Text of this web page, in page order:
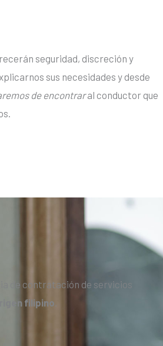
seguridad, discreción y
sus necesidades y desde
de encontraral conductor que
de contratación de servicios
filipino.